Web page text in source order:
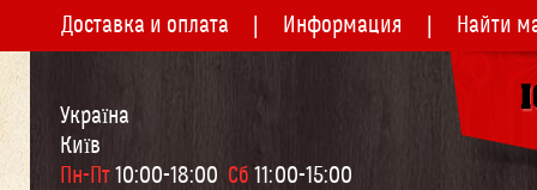
Доставка и оплата Информация Найти
Україна
Київ
Пн-Пт 10:00-18:00 Сб 11:00-15:00